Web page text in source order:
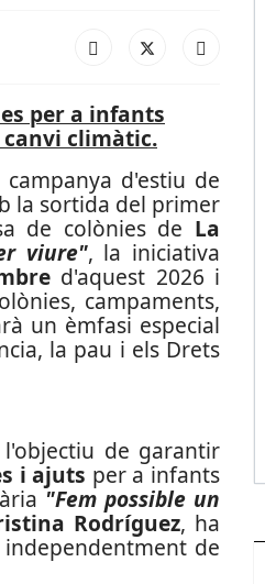
per a infants
climàtic.
d'estiu de
la sortida del primer
de colònies de La
viure", la iniciativa
d'aquest 2026 i
campaments,
un èmfasi especial
la pau i els Drets
de garantir
i ajuts per a infants
"Fem possible un
Rodríguez, ha
de